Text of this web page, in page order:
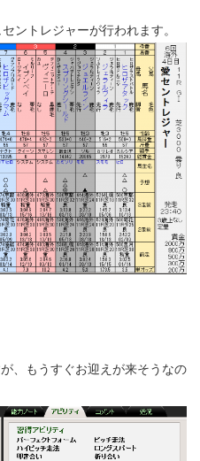
ントレジャーが行われます。
、もうすぐお迎えが来そうなの